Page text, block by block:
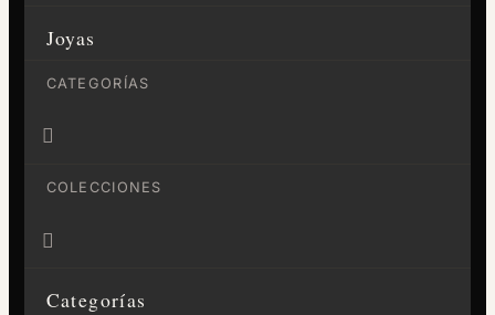
Joyas
CATEGORÍAS

COLECCIONES

Categorías